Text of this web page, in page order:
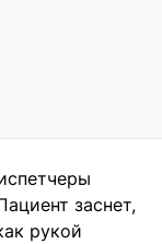
заснет,
рукой